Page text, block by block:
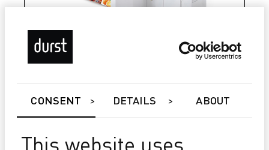
CONSENT DETAILS ABOUT
This website uses
Unità di cucito/puntatura
Multiroll